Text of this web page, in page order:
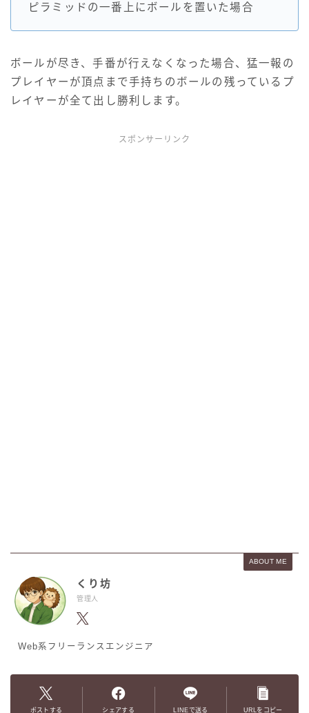
ピラミッドの一番上にボールを置いた場合
ボールが尽き、手番が行えなくなった場合、猛一報の
プレイヤーが頂点まで手持ちのボールの残っているプ
レイヤーが全て出し勝利します。
スポンサーリンク
ABOUT ME
くり坊
管理人
Web系フリーランスエンジニア
ポストする シェアする LINEで送る URLをコピー